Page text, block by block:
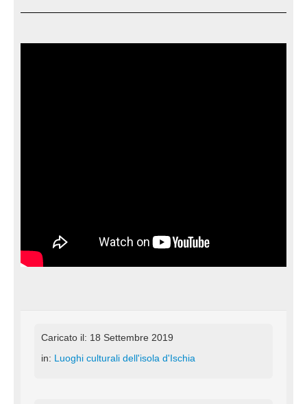
Caricato il: 18 Settembre 2019
in: Luoghi culturali dell'isola d'Ischia